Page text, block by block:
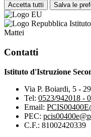
Accetta tutti Salva le
Mattei
Contatti
Istituto d'Istruzione
Via P. Boiardi, 5 -
Tel: 0523/942018 -
Email:
PEC:
C.F.: 81002420339